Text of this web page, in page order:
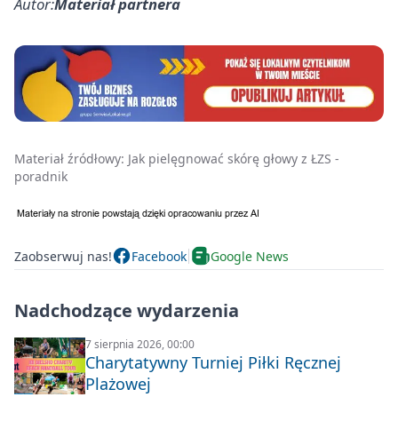
Materiał źródłowy: Jak pielęgnować skórę głowy z ŁZS -
poradnik
Zaobserwuj nas! Facebook Google News
Nadchodzące wydarzenia
7 sierpnia 2026, 00:00
Charytatywny Turniej Piłki Ręcznej
Plażowej